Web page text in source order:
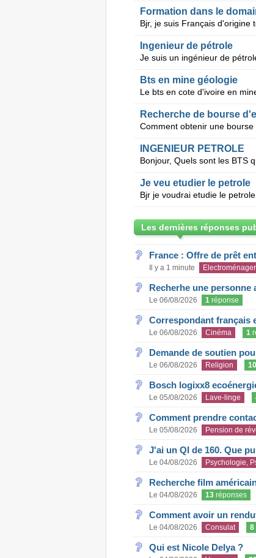
Formation dans le
Ingenieur de pétrole
Bts en mine géologie
Le bts en cote d'ivoire en
Recherche de bourse
Comment obtenir une
INGENIEUR PETROLE
Je veu etudier le petrole
Les dernières réponses
France : Offre de prêt
Il y a 1 minute Electroménager
Recherhe une personne
Le 06/08/2026 1réponse
Correspondant français
Le 06/08/2026 Cinéma 1
Demande de soutien
Le 06/08/2026 Religion 10
Bosch logixx8
Le 05/08/2026 Lave-linge
Comment prendre
Le 05/08/2026 Pension de
J'ai un QI de 160. Que
Le 04/08/2026 Psychologie,
Recherche film
Le 04/08/2026 13réponses
Comment avoir un
Le 04/08/2026 Consulat 8
Qui est Nicole Delya ?